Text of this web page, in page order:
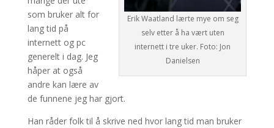
Erik Waatland lærte mye om seg
selv etter å ha vært uten
internett i tre uker. Foto: Jon
Danielsen
som bruker alt for
lang tid på
internett og pc
generelt i dag. Jeg
håper at også
andre kan lære av
de funnene jeg har gjort.
Han råder folk til å skrive ned hvor lang tid man bruker